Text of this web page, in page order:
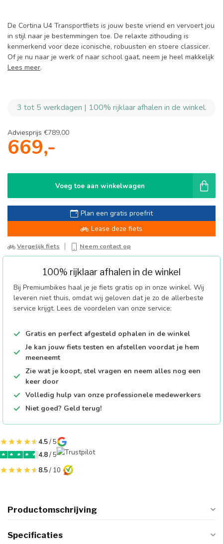
De Cortina U4 Transportfiets is jouw beste vriend en vervoert jou
in stijl naar je bestemmingen toe. De relaxte zithouding is
kenmerkend voor deze iconische, robuusten en stoere classicer.
Of je nu naar je werk of naar school gaat, neem je heel makkelijk
Lees meer.
3 tot 5 werkdagen | 100% rijklaar afhalen in de winkel.
Adviesprijs €789,00
669,-
Voeg toe aan winkelwagen
Plan een gratis proefrit
Lease deze fiets
Vergelijk fiets Neem contact op
100% rijklaar afhalen in de winkel
Bij Premiumbikes haal je je fiets gratis op in onze winkel. Wij
leveren niet thuis, omdat wij geloven dat je zo de allerbeste
service krijgt. Lees de voordelen van onze service:
Gratis en perfect afgesteld ophalen in de winkel
Je kan jouw fiets testen en afstellen voordat je hem
meeneemt
Zie wat je koopt, stel vragen en neem alles nog een
keer door
Volledig hulp van onze professionele medewerkers
Niet goed? Geld terug!
4.5/ 5
4.8/ 5
8.5/ 10
Productomschrijving
Specificaties